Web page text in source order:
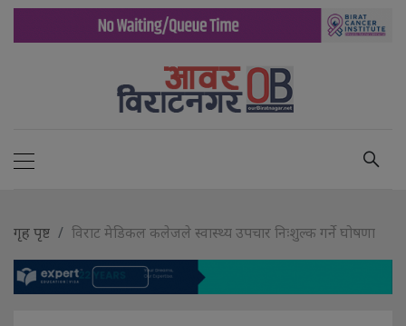
गृह पृष्ट विराट मेडिकल कलेजले स्वास्थ्य उपचार निःशुल्क गर्ने घोषणा